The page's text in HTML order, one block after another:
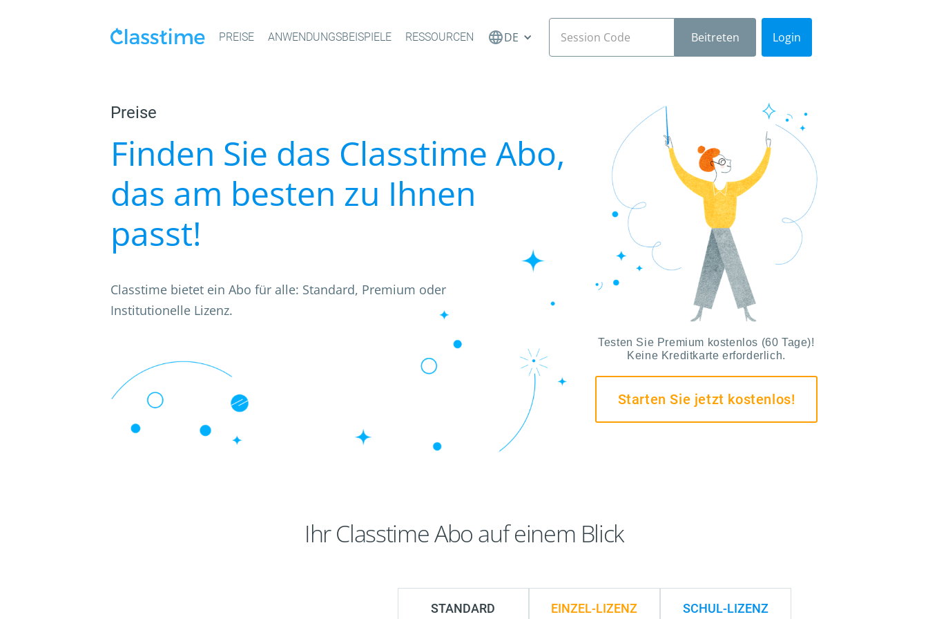
PREISE ANWENDUNGSBEISPIELE RESSOURCEN DE Login
Preise
Finden Sie das Classtime Abo,
das am besten zu Ihnen
passt!
Classtime bietet ein Abo für alle: Standard, Premium oder
Institutionelle Lizenz.
Testen Sie Premium kostenlos (60 Tage)!
Keine Kreditkarte erforderlich.
Starten Sie jetzt kostenlos!
Ihr Classtime Abo auf einem Blick
STANDARD EINZEL-LIZENZ SCHUL-LIZENZ